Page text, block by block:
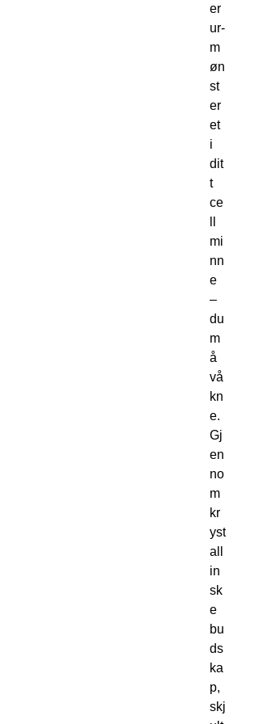
er
ur-
m
øn
st
er
et
i
dit
t
ce
mi
nn
e
–
du
m
å
vå
kn
e.
Gj
en
no
m
kr
yst
all
in
sk
e
bu
ds
ka
p,
skj